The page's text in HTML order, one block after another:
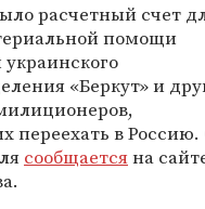
расчетный счет
помощи
«Беркут» и
переехать в Россию.
сообщаетсяна